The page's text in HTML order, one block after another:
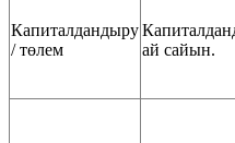
Капиталдандыру
/ төлем
ай сайын.